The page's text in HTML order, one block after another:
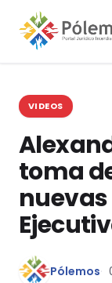
VIDEOS
toma
Pólemos